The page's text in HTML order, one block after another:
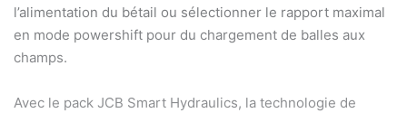
l’alimentation du bétail ou sélectionner le rapport maximal
en mode powershift pour du chargement de balles aux
champs.
Avec le pack JCB Smart Hydraulics, la technologie de